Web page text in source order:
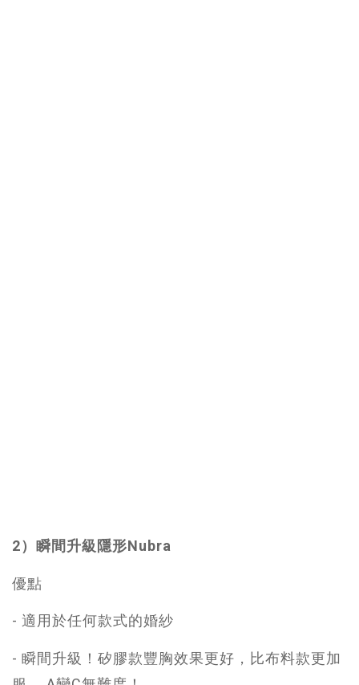
2）瞬間升級隱形Nubra
優點
- 適用於任何款式的婚紗
- 瞬間升級！矽膠款豐胸效果更好，比布料款更加